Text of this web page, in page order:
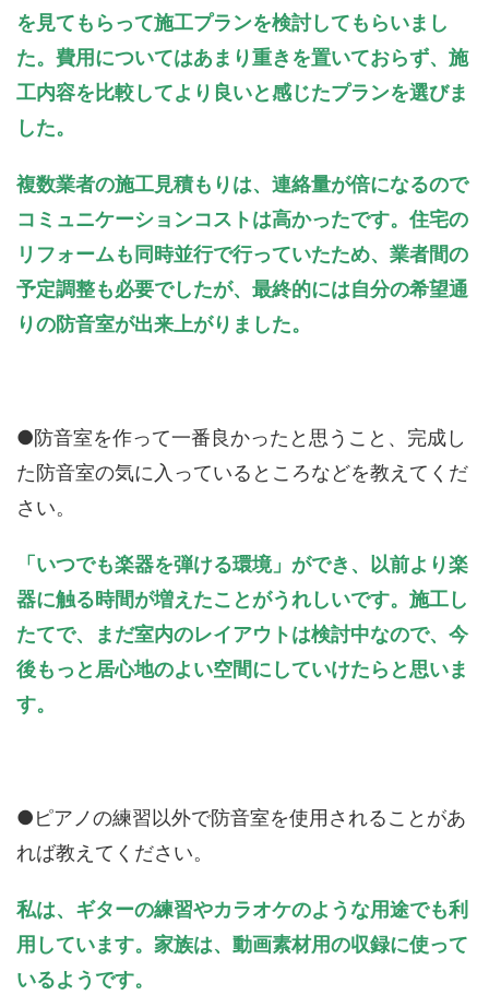
を見てもらって施工プランを検討してもらいまし
た。費用についてはあまり重きを置いておらず、施
工内容を比較してより良いと感じたプランを選びま
した。
複数業者の施工見積もりは、連絡量が倍になるので
コミュニケーションコストは高かったです。住宅の
リフォームも同時並行で行っていたため、業者間の
予定調整も必要でしたが、最終的には自分の希望通
りの防音室が出来上がりました。
●防音室を作って一番良かったと思うこと、完成し
た防音室の気に入っているところなどを教えてくだ
さい。
「いつでも楽器を弾ける環境」ができ、以前より楽
器に触る時間が増えたことがうれしいです。施工し
たてで、まだ室内のレイアウトは検討中なので、今
後もっと居心地のよい空間にしていけたらと思いま
す。
●ピアノの練習以外で防音室を使用されることがあ
れば教えてください。
私は、ギターの練習やカラオケのような用途でも利
用しています。家族は、動画素材用の収録に使って
いるようです。